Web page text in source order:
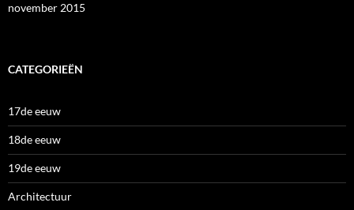
november 2015
CATEGORIEËN
17de eeuw
18de eeuw
19de eeuw
Architectuur